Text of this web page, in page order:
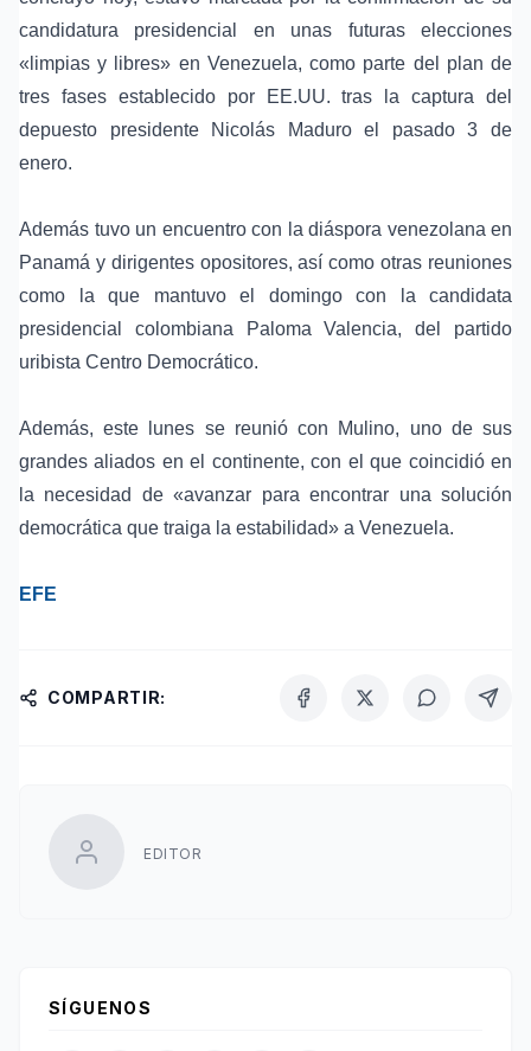
candidatura presidencial en unas futuras elecciones
«limpias y libres» en Venezuela, como parte del plan de
tres fases establecido por EE.UU. tras la captura del
depuesto presidente
Nicolás Maduroel pasado 3 de
enero.
Además tuvo un encuentro con la diáspora venezolana en
Panamá y dirigentes opositores, así como otras reuniones
como la que mantuvo el domingo con la candidata
presidencial colombiana
Paloma Valencia, del partido
uribista Centro Democrático.
Además, este lunes se reunió con Mulino, uno de sus
grandes aliados en el continente, con el que coincidió en
la necesidad de «avanzar para encontrar una solución
democrática que traiga la estabilidad» a Venezuela.
EFE
COMPARTIR:
EDITOR
SÍGUENOS